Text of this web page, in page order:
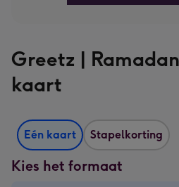
Greetz |
kaart
Eén kaart Stapelkorting
Kies het formaat